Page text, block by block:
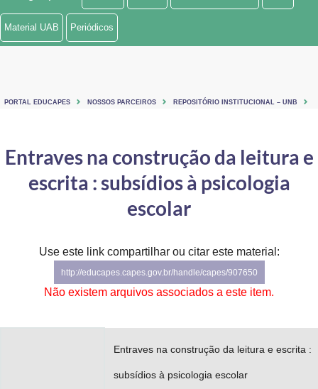
Ministério de Minas e Energia
Controladoria-Geral da União
Ministério da Mulher, da Família e dos Direitos Humanos
Secretaria de Governo
Gabinete de Segurança Institucional
Material UAB Periódicos
PORTAL EDUCAPES NOSSOS PARCEIROS REPOSITÓRIO INSTITUCIONAL – UNB
Entraves na construção da leitura e
escrita : subsídios à psicologia
escolar
Use este link compartilhar ou citar este material:
http://educapes.capes.gov.br/handle/capes/907650
Não existem arquivos associados a este item.
Entraves na construção da leitura e escrita :
subsídios à psicologia escolar